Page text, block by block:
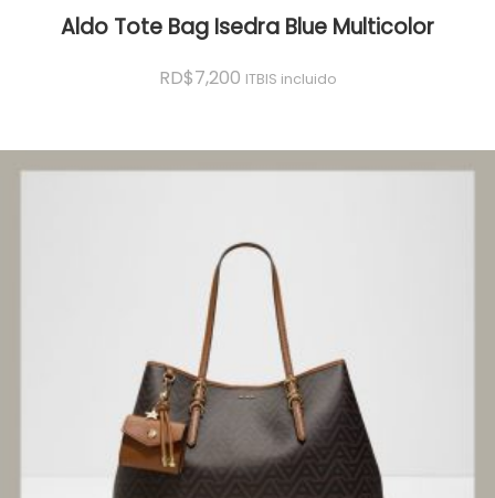
Aldo Tote Bag Isedra Blue Multicolor
RD$7,200 ITBIS incluido